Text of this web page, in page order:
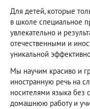
Для детей, которые
в школе специальное
увлекательно и
отечественными и
уникальной
Мы научим красиво и
иностранную речь на
носителями языка без
домашнюю работу и